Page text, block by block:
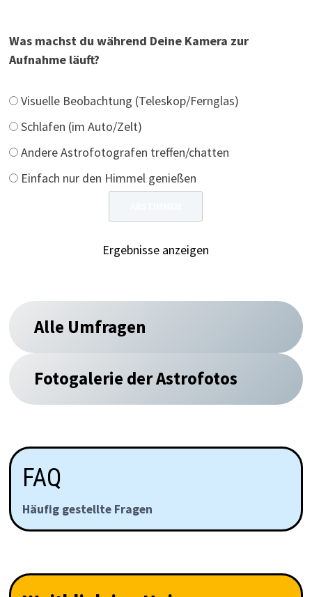
Was machst du während Deine Kamera zur
Aufnahme läuft?
Visuelle Beobachtung (Teleskop/Fernglas)
Schlafen (im Auto/Zelt)
Andere Astrofotografen treffen/chatten
Einfach nur den Himmel genießen
Ergebnisse anzeigen
Alle Umfragen
Fotogalerie der Astrofotos
FAQ
Häufig gestellte Fragen